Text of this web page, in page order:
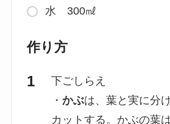
水 300㎖
作り方
下ごしらえ
・ かぶは、葉と実に分
カットする。かぶの葉